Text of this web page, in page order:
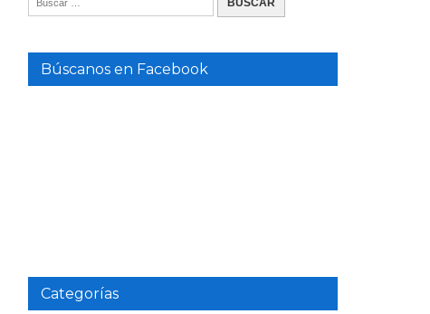
Búscanos en Facebook
Categorías